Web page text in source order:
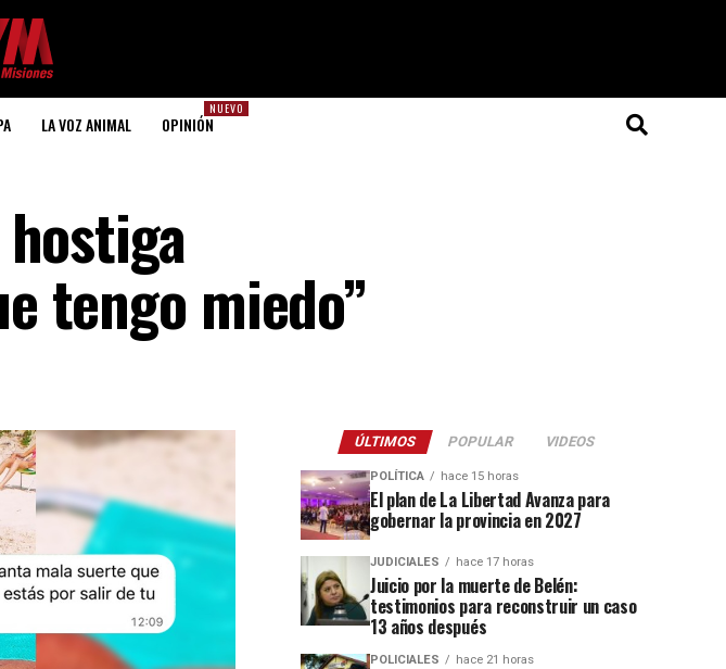
LA VOZ ANIMAL
NUEVO
OPINIÓN
tengo miedo”
ÚLTIMOS POPULAR VIDEOS
POLÍTICA hace 15 horas
El plan de La Libertad Avanza para
gobernar la provincia en 2027
JUDICIALES hace 17 horas
Juicio por la muerte de Belén:
testimonios para reconstruir un caso
13 años después
POLICIALES hace 21 horas